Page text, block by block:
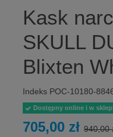
Kask
SKULL
Blixten
Indeks POC-10180-
Dostępny online i w
705,00 zł 940,00